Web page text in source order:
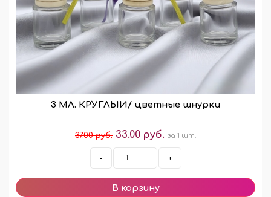
3 МЛ. КРУГЛЫЙ/ цветные шнурки
37.00 руб. 33.00 руб. за 1 шт.
- +